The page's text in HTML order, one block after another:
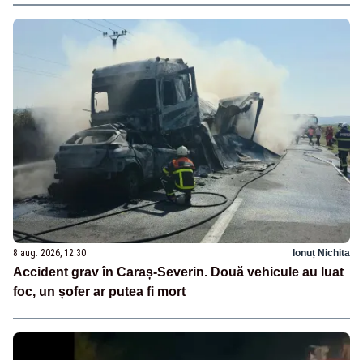
8 aug. 2026, 12:30 Ionuț Nichita
Accident grav în Caraș-Severin. Două vehicule au luat
foc, un șofer ar putea fi mort